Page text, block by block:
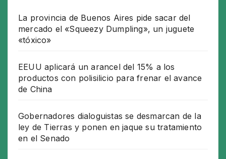
La provincia de Buenos Aires pide sacar del
mercado el «Squeezy Dumpling», un juguete
«tóxico»
EEUU aplicará un arancel del 15% a los
productos con polisilicio para frenar el avance
de China
Gobernadores dialoguistas se desmarcan de la
ley de Tierras y ponen en jaque su tratamiento
en el Senado